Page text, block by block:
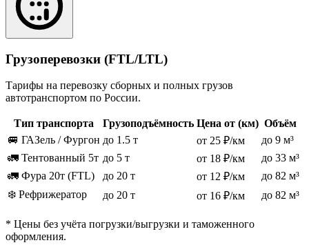
Грузоперевозки (FTL/LTL)
Тарифы на перевозку сборных и полных грузов
автотранспортом по России.
Тип транспорта Грузоподъёмность Цена от (км) Объём
🚐 ГАЗель / Фургон до 1.5 т от 25 ₽/км
до 9 м³
🚛 Тентованный 5т до 5 т от 18 ₽/км
до 33 м³
🚛 Фура 20т (FTL)
до 20 т от 12 ₽/км
до 82 м³
❄️ Рефрижератор
до 20 т от 16 ₽/км до 82 м³
* Цены без учёта погрузки/выгрузки и таможенного
оформления.